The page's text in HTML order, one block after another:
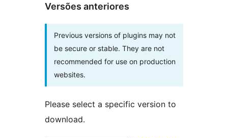
Versões anteriores
Previous versions of plugins may not
be secure or stable. They are not
recommended for use on production
websites.
Please select a specific version to
download.